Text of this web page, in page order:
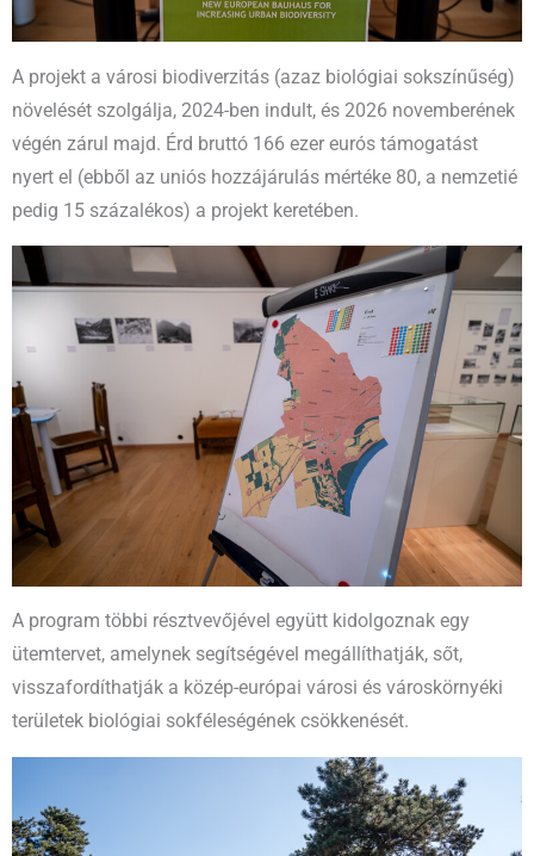
A projekt a városi biodiverzitás (azaz biológiai sokszínűség)
növelését szolgálja, 2024-ben indult, és 2026 novemberének
végén zárul majd. Érd bruttó 166 ezer eurós támogatást
nyert el (ebből az uniós hozzájárulás mértéke 80, a nemzetié
pedig 15 százalékos) a projekt keretében.
A program többi résztvevőjével együtt kidolgoznak egy
ütemtervet, amelynek segítségével megállíthatják, sőt,
visszafordíthatják a közép-európai városi és városkörnyéki
területek biológiai sokféleségének csökkenését.